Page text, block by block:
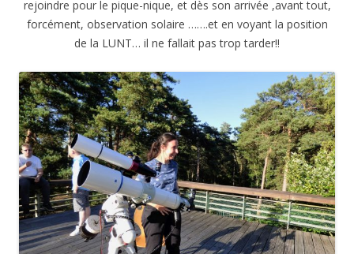
rejoindre pour le pique-nique, et dès son arrivée ,avant tout,
forcément, observation solaire …….et en voyant la position
de la LUNT… il ne fallait pas trop tarder!!